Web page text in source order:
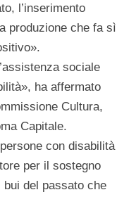
l’inserimento
produzione che fa sì
sociale
ha affermato
Cultura,
Capitale.
con disabilità
per il sostegno
del passato che